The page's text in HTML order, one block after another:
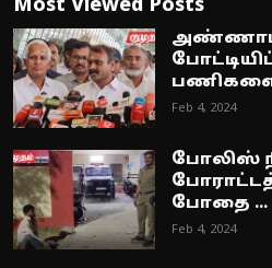
Most Viewed Posts
பணிகளை
Feb 4, 2024
போலிஸ்
போதை ...
Feb 4, 2024